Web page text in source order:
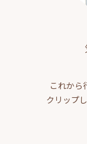
これから
クリップ